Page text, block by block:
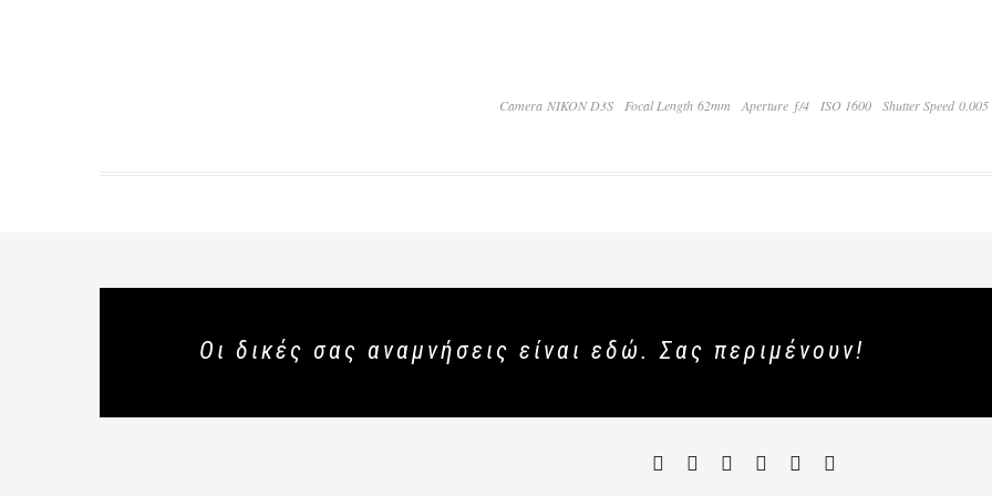
Camera NIKON D3S Focal Length 62mm Aperture ƒ/4 ISO 1600 Shutter Speed 0.005
Οι δικές σας αναμνήσεις είναι εδώ. Σας περιμένουν!